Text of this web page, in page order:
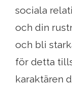
sociala
och din
och bli
för detta
karaktären